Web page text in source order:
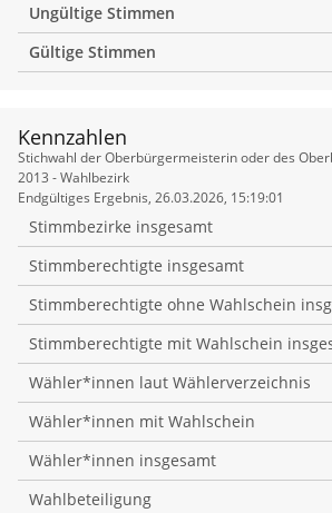
Ungültige Stimmen
Gültige Stimmen
Kennzahlen
Kennzahlen
Stichwahl der Oberbürgermeisterin oder des
2013 - Wahlbezirk
Endgültiges Ergebnis, 26.03.2026, 15:19:01
Stimmbezirke insgesamt
Stimmberechtigte insgesamt
Stimmberechtigte ohne Wahlschein
Stimmberechtigte mit Wahlschein
Wähler*innen laut Wählerverzeichnis
Wähler*innen mit Wahlschein
Wähler*innen insgesamt
Wahlbeteiligung